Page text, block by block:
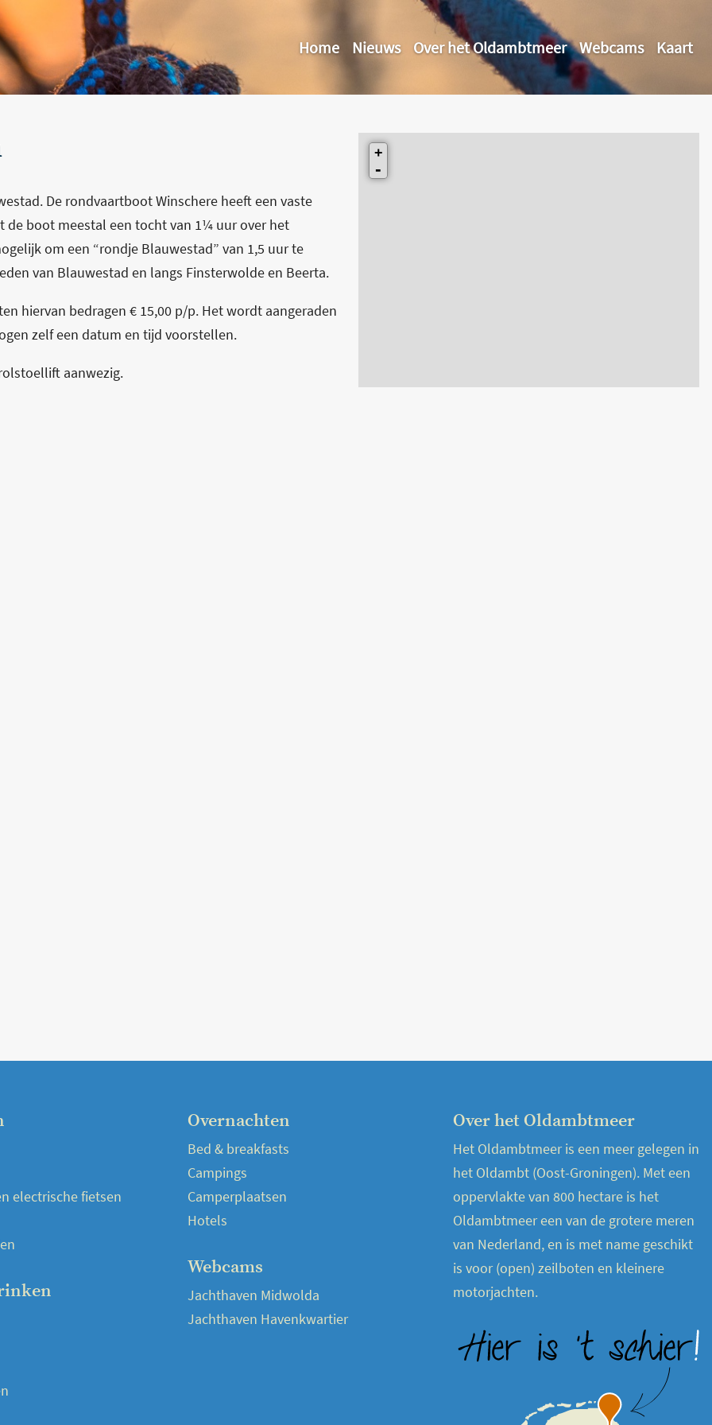
Home Nieuws Over het Oldambtmeer Webcams Kaart
De rondvaartboot Winschere heeft een vaste
de boot meestal een tocht van 1¼ uur over het
om een “rondje Blauwestad” van 1,5 uur te
van Blauwestad en langs Finsterwolde en Beerta.
hiervan bedragen € 15,00 p/p. Het wordt aangeraden
zelf een datum en tijd voorstellen.
aanwezig.
+
-
electrische fietsen
Overnachten
Bed & breakfasts
Campings
Camperplaatsen
Hotels
Webcams
Jachthaven Midwolda
Jachthaven Havenkwartier
Over het Oldambtmeer
Het Oldambtmeer is een meer gelegen in
het Oldambt (Oost-Groningen). Met een
oppervlakte van 800 hectare is het
Oldambtmeer een van de grotere meren
van Nederland, en is met name geschikt
is voor (open) zeilboten en kleinere
motorjachten.